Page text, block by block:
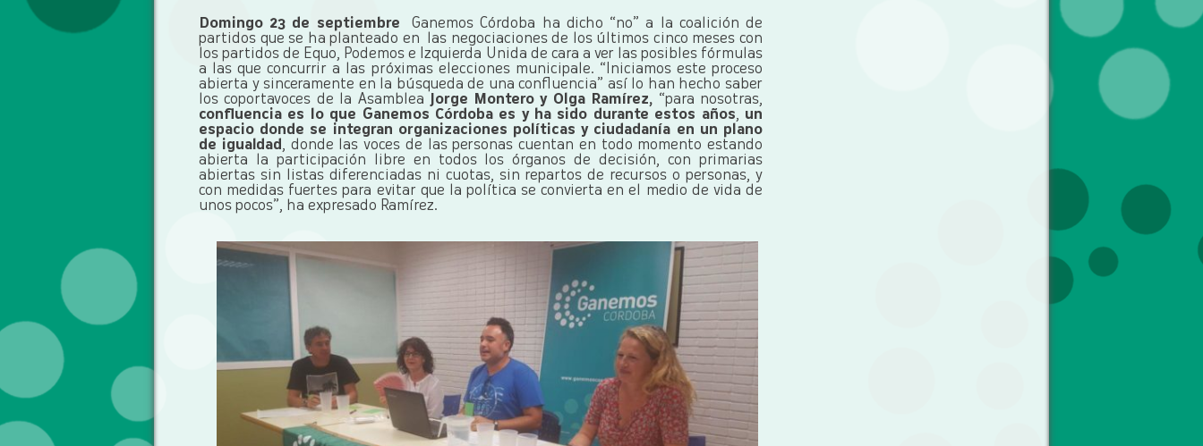
Domingo 23 de septiembreGanemos Córdoba ha dicho “no” a la coalición de
partidos que se ha planteado en las negociaciones de los últimos cinco meses con
los partidos de Equo, Podemos e Izquierda Unida de cara a ver las posibles fórmulas
a las que concurrir a las próximas elecciones municipale. “Iniciamos este proceso
abierta y sinceramente en la búsqueda de una confluencia” así lo han hecho saber
los coportavoces de la Asamblea Jorge Montero y Olga Ramírez, “para nosotras,
confluencia es lo que Ganemos Córdoba es y ha sido durante estos años, un
espacio donde se integran organizaciones políticas y ciudadanía en un plano
de igualdad, donde las voces de las personas cuentan en todo momento estando
abierta la participación libre en todos los órganos de decisión, con primarias
abiertas sin listas diferenciadas ni cuotas, sin repartos de recursos o personas, y
con medidas fuertes para evitar que la política se convierta en el medio de vida de
unos pocos”, ha expresado Ramírez.